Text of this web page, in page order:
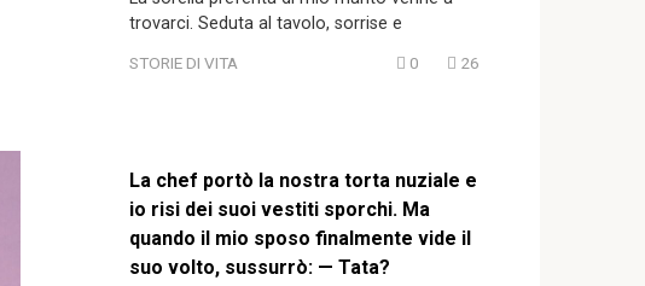
trovarci. Seduta al tavolo, sorrise e
STORIE DI VITA 0 26
La chef portò la nostra torta nuziale e
io risi dei suoi vestiti sporchi. Ma
quando il mio sposo finalmente vide il
suo volto, sussurrò: — Tata?